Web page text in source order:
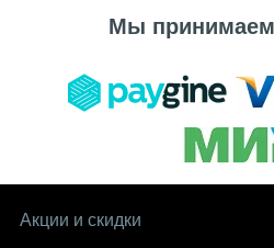
Мы принимаем
Акции и скидки